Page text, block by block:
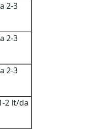
2-3
2-3
2-3
2 lt/da